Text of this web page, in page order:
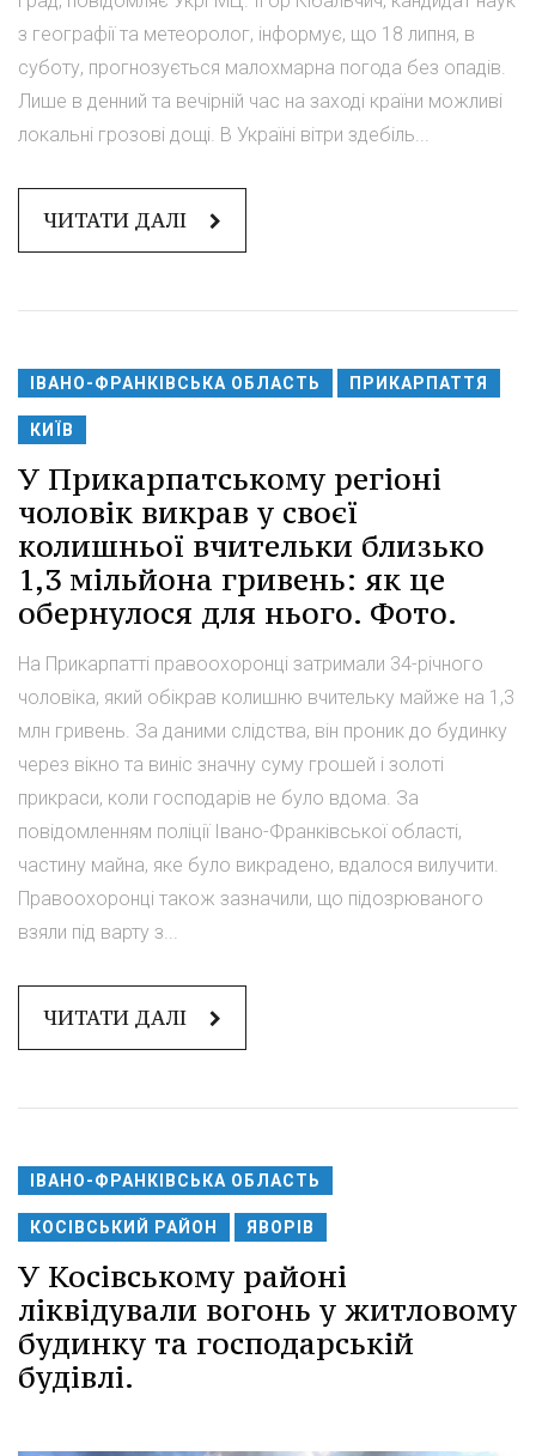
з географії та метеоролог, інформує, що 18 липня, в
суботу, прогнозується малохмарна погода без опадів.
Лише в денний та вечірній час на заході країни можливі
локальні грозові дощі. В Україні вітри здебіль...
ЧИТАТИ ДАЛІ
ІВАНО-ФРАНКІВСЬКА ОБЛАСТЬ ПРИКАРПАТТЯ
КИЇВ
У Прикарпатському регіоні
чоловік викрав у своєї
колишньої вчительки близько
1,3 мільйона гривень: як це
обернулося для нього. Фото.
На Прикарпатті правоохоронці затримали 34-річного
чоловіка, який обікрав колишню вчительку майже на 1,3
млн гривень. За даними слідства, він проник до будинку
через вікно та виніс значну суму грошей і золоті
прикраси, коли господарів не було вдома. За
повідомленням поліції Івано-Франківської області,
частину майна, яке було викрадено, вдалося вилучити.
Правоохоронці також зазначили, що підозрюваного
взяли під варту з...
ЧИТАТИ ДАЛІ
ІВАНО-ФРАНКІВСЬКА ОБЛАСТЬ
КОСІВСЬКИЙ РАЙОН ЯВОРІВ
У Косівському районі
ліквідували вогонь у житловому
будинку та господарській
будівлі.